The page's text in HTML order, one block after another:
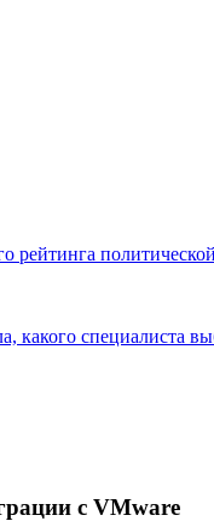
какого специалиста
с VMware